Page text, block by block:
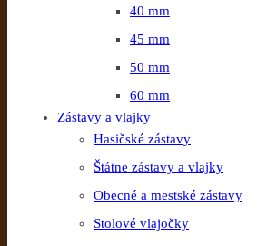
40 mm
45 mm
50 mm
60 mm
Zástavy a vlajky
Hasičské zástavy
Štátne zástavy a vlajky
Obecné a mestské zástavy
Stolové vlajočky